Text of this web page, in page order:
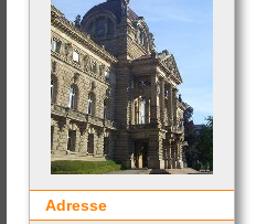
Adresse